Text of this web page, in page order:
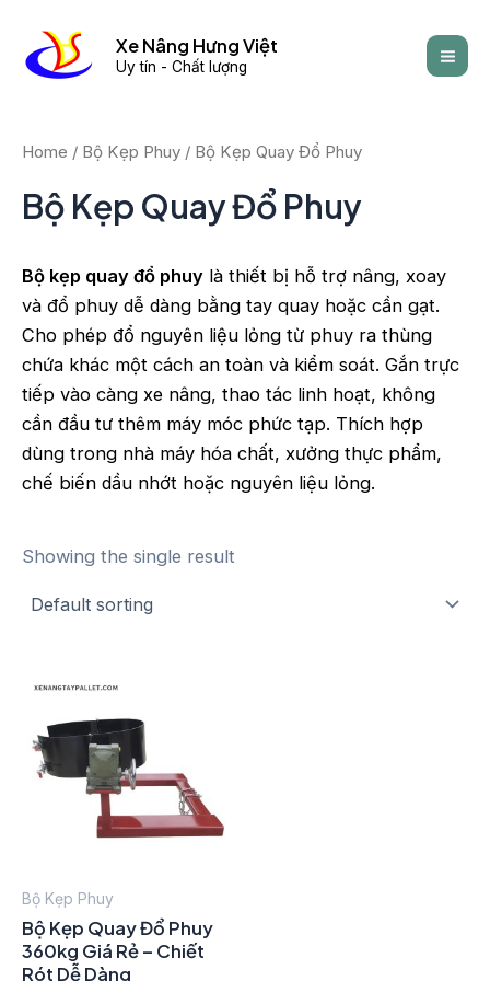
content
Xe Nâng Hưng Việt
Uy tín - Chất lượng
Home / Bộ Kẹp Phuy / Bộ Kẹp Quay Đổ Phuy
Bộ Kẹp Quay Đổ Phuy
Bộ kẹp quay đổ phuy là thiết bị hỗ trợ nâng, xoay
và đổ phuy dễ dàng bằng tay quay hoặc cần gạt.
Cho phép đổ nguyên liệu lỏng từ phuy ra thùng
chứa khác một cách an toàn và kiểm soát. Gắn trực
tiếp vào càng xe nâng, thao tác linh hoạt, không
cần đầu tư thêm máy móc phức tạp. Thích hợp
dùng trong nhà máy hóa chất, xưởng thực phẩm,
chế biến dầu nhớt hoặc nguyên liệu lỏng.
Showing the single result
Bộ Kẹp Phuy
Bộ Kẹp Quay Đổ Phuy
360kg Giá Rẻ – Chiết
Rót Dễ Dàng